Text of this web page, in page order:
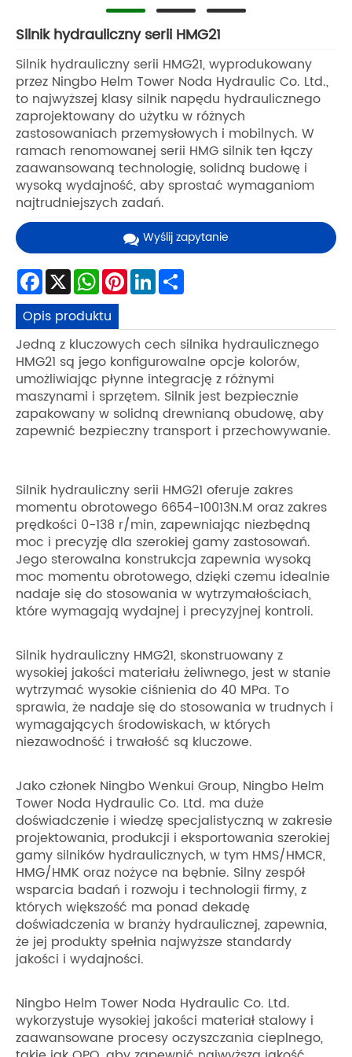
Silnik hydrauliczny serii HMG21
Silnik hydrauliczny serii HMG21, wyprodukowany
przez Ningbo Helm Tower Noda Hydraulic Co. Ltd.,
to najwyższej klasy silnik napędu hydraulicznego
zaprojektowany do użytku w różnych
zastosowaniach przemysłowych i mobilnych. W
ramach renomowanej serii HMG silnik ten łączy
zaawansowaną technologię, solidną budowę i
wysoką wydajność, aby sprostać wymaganiom
najtrudniejszych zadań.
Wyślij zapytanie
Facebook
X WhatsApp
Pinterest
LinkedIn
Opis produktu
Jedną z kluczowych cech silnika hydraulicznego
HMG21 są jego konfigurowalne opcje kolorów,
umożliwiając płynne integrację z różnymi
maszynami i sprzętem. Silnik jest bezpiecznie
zapakowany w solidną drewnianą obudowę, aby
zapewnić bezpieczny transport i przechowywanie.
Silnik hydrauliczny serii HMG21 oferuje zakres
momentu obrotowego 6654-10013N.M oraz zakres
prędkości 0-138 r/min, zapewniając niezbędną
moc i precyzję dla szerokiej gamy zastosowań.
Jego sterowalna konstrukcja zapewnia wysoką
moc momentu obrotowego, dzięki czemu idealnie
nadaje się do stosowania w wytrzymałościach,
które wymagają wydajnej i precyzyjnej kontroli.
Silnik hydrauliczny HMG21, skonstruowany z
wysokiej jakości materiału żeliwnego, jest w stanie
wytrzymać wysokie ciśnienia do 40 MPa. To
sprawia, że ​​nadaje się do stosowania w trudnych i
wymagających środowiskach, w których
niezawodność i trwałość są kluczowe.
Jako członek Ningbo Wenkui Group, Ningbo Helm
Tower Noda Hydraulic Co. Ltd. ma duże
doświadczenie i wiedzę specjalistyczną w zakresie
projektowania, produkcji i eksportowania szerokiej
gamy silników hydraulicznych, w tym HMS/HMCR,
HMG/HMK oraz nożyce na bębnie. Silny zespół
wsparcia badań i rozwoju i technologii firmy, z
których większość ma ponad dekadę
doświadczenia w branży hydraulicznej, zapewnia,
że ​​jej produkty spełnia najwyższe standardy
jakości i wydajności.
Ningbo Helm Tower Noda Hydraulic Co. Ltd.
wykorzystuje wysokiej jakości materiał stalowy i
zaawansowane procesy oczyszczania cieplnego,